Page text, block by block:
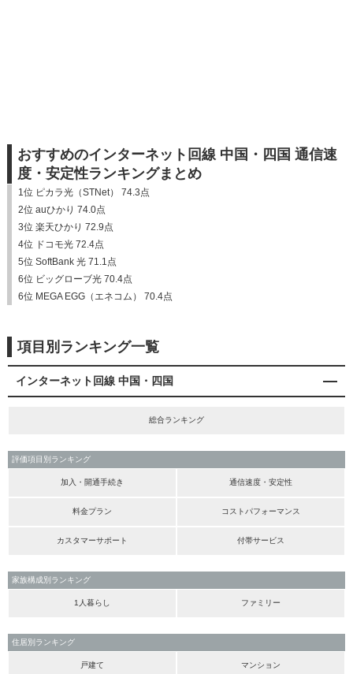
おすすめのインターネット回線 中国・四国 通信速
度・安定性ランキングまとめ
1位 ピカラ光（STNet） 74.3点
2位 auひかり 74.0点
3位 楽天ひかり 72.9点
4位 ドコモ光 72.4点
5位 SoftBank 光 71.1点
6位 ビッグローブ光 70.4点
6位 MEGA EGG（エネコム） 70.4点
項目別ランキング一覧
インターネット回線 中国・四国
総合ランキング
評価項目別ランキング
加入・開通手続き 通信速度・安定性
料金プラン コストパフォーマンス
カスタマーサポート 付帯サービス
家族構成別ランキング
1人暮らし ファミリー
住居別ランキング
戸建て マンション